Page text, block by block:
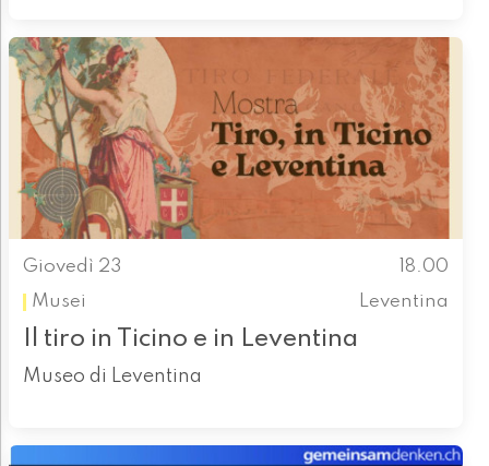
Giovedì 23
18.00
Musei
Leventina
Il tiro in Ticino e in Leventina
Museo di Leventina